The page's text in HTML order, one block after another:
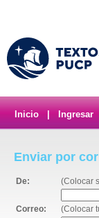
Inicio Ingresar
Enviar por
De: (Colocar
Correo: (Colocar